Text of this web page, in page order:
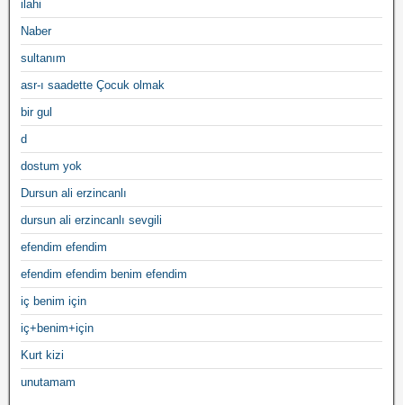
ilahi
Naber
sultanım
asr-ı saadette Çocuk olmak
bir gul
d
dostum yok
Dursun ali erzincanlı
dursun ali erzincanlı sevgili
efendim efendim
efendim efendim benim efendim
iç benim için
iç+benim+için
Kurt kizi
unutamam